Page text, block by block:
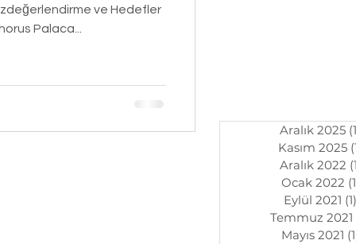
ve Hedefler
Palaca...
Aralık 2025
Kasım 2025
Aralık 2022
Ocak 2022
Eylül 2021 (1)
Temmuz 2021
Mayıs 2021